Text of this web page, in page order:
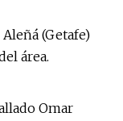
(Getafe)
área.
Omar